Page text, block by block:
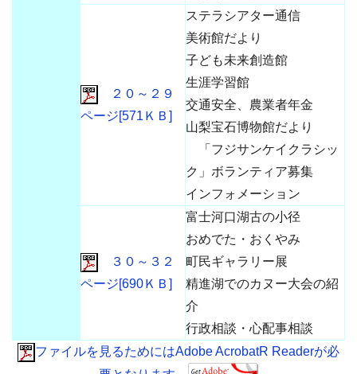
２０～２９
ページ[571ＫＢ]
ステラシアター通信
美術館だより
子ども未来創造館
生涯学習館
交通安全、農業者年金
山梨宝石博物館だより
「フジサンケイクラシッ
ク」ボランティア募集
インフォメーション
３０～３２
ページ[690ＫＢ]
富士河口湖古の小径
おめでた・おくやみ
町民ギャラリー展
精進湖でのカヌー大会の紹
介
行政相談・心配事相談
ファイルを見るためにはAdobe AcrobatR Readerが必